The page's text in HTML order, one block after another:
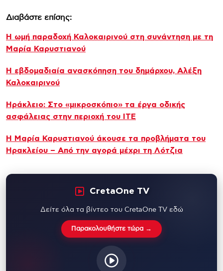
Διαβάστε επίσης:
Η ωμή παραδοχή Καλοκαιρινού στη συνάντηση με τη
Μαρία Καρυστιανού
Η εβδομαδιαία ανασκόπηση του δημάρχου, Αλέξη
Καλοκαιρινού
Ηράκλειο: Στο «μικροσκόπιο» τα έργα οδικής
ασφάλειας στην περιοχή του ΙΤΕ
Η Μαρία Καρυστιανού άκουσε τα προβλήματα του
Ηρακλείου – Από την αγορά μέχρι τη Λότζια
CretaOne TV
Δείτε όλα τα βίντεο του CretaOne TV εδώ
Παρακολουθήστε τώρα →